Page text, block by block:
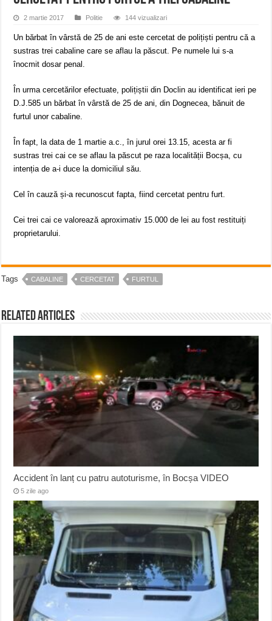
ANUNȚ OPRIRE APĂ în Reșița, cartier Țerova – avarie – 04.08.2026
ANUNȚ OPRIRE APĂ în Reșița – avarie – 03.08.2026 – Calea Caransebeșului
2 martie 2017 Politie 144 vizualizari
Un bărbat în vârstă de 25 de ani este cercetat de polițiști pentru că a
sustras trei cabaline care se aflau la păscut. Pe numele lui s-a
înocmit dosar penal.
În urma cercetărilor efectuate, polițiștii din Doclin au identificat ieri pe
D.J.585 un bărbat în vârstă de 25 de ani, din Dognecea, bănuit de
furtul unor cabaline.
În fapt, la data de 1 martie a.c., în jurul orei 13.15, acesta ar fi
sustras trei cai ce se aflau la păscut pe raza localității Bocșa, cu
intenția de a-i duce la domiciliul său.
Cel în cauză și-a recunoscut fapta, fiind cercetat pentru furt.
Cei trei cai ce valorează aproximativ 15.000 de lei au fost restituiți
proprietarului.
Tags CABALINE CERCETAT FURTUL
Related Articles
Accident în lanț cu patru autoturisme, în Bocșa VIDEO
5 zile ago